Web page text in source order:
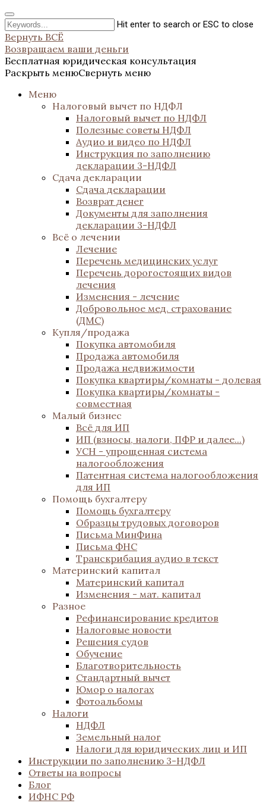
Hit enter to search or ESC to close
Вернуть ВСЁ
Возвращаем ваши деньги
Бесплатная юридическая консультация
Раскрыть менюСвернуть меню
Меню
Налоговый вычет по НДФЛ
Налоговый вычет по НДФЛ
Полезные советы НДФЛ
Аудио и видео по НДФЛ
Инструкция по заполнению
декларации 3-НДФЛ
Сдача декларации
Сдача декларации
Возврат денег
Документы для заполнения
декларации 3-НДФЛ
Всё о лечении
Лечение
Перечень медицинских услуг
Перечень дорогостоящих видов
лечения
Изменения - лечение
Добровольное мед. страхование
(ДМС)
Купля/продажа
Покупка автомобиля
Продажа автомобиля
Продажа недвижимости
Покупка квартиры/комнаты - долевая
Покупка квартиры/комнаты -
совместная
Малый бизнес
Всё для ИП
ИП (взносы, налоги, ПФР и далее...)
УСН - упрощенная система
налогообложения
Патентная система налогообложения
для ИП
Помощь бухгалтеру
Помощь бухгалтеру
Образцы трудовых договоров
Письма МинФина
Письма ФНС
Транскрибация аудио в текст
Материнский капитал
Материнский капитал
Изменения - мат. капитал
Разное
Рефинансирование кредитов
Налоговые новости
Решения судов
Обучение
Благотворительность
Стандартный вычет
Юмор о налогах
Фотоальбомы
Налоги
НДФЛ
Земельный налог
Налоги для юридических лиц и ИП
Инструкции по заполнению 3-НДФЛ
Ответы на вопросы
Блог
ИФНС РФ